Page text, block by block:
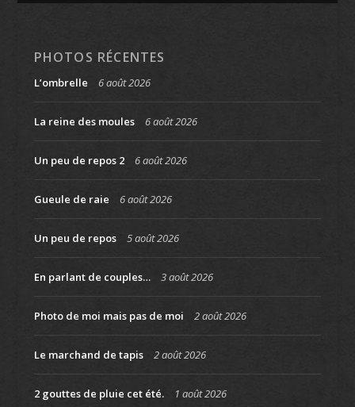
PHOTOS RÉCENTES
L’ombrelle 6 août 2026
La reine des moules 6 août 2026
Un peu de repos 2 6 août 2026
Gueule de raie 6 août 2026
Un peu de repos 5 août 2026
En parlant de couples… 3 août 2026
Photo de moi mais pas de moi 2 août 2026
Le marchand de tapis 2 août 2026
2 gouttes de pluie cet été. 1 août 2026